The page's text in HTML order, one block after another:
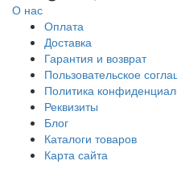
О нас
Оплата
Доставка
Гарантия и возврат
Пользовательское
Политика
Реквизиты
Блог
Каталоги товаров
Карта сайта